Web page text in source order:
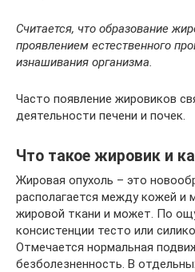
Считается, что образование
проявлением естественного
изнашивания организма.
Часто появление жировиков
деятельности печени и почек.
Что такое жировик и
Жировая опухоль – это
располагается между кожей и
жировой ткани и может. По
консистенции тесто или
Отмечается нормальная
безболезненность. В